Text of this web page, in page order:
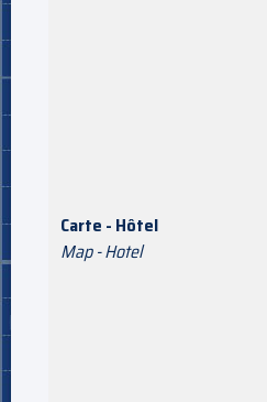
Carte - Hôtel
Map - Hotel